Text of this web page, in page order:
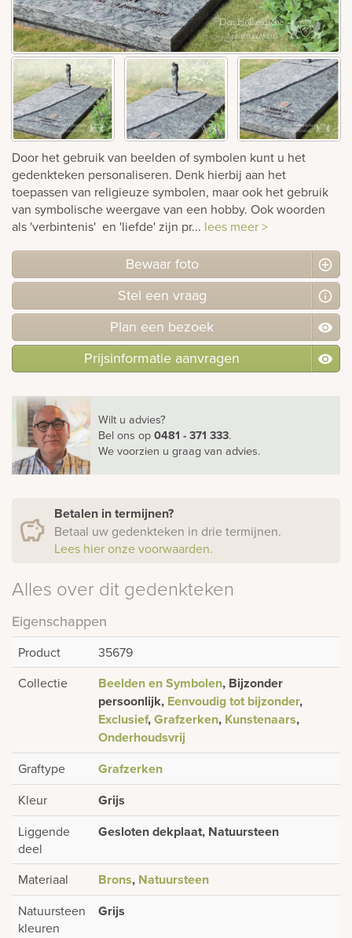
Door het gebruik van beelden of symbolen kunt u het
gedenkteken personaliseren. Denk hierbij aan het
toepassen van religieuze symbolen, maar ook het gebruik
van symbolische weergave van een hobby. Ook woorden
als 'verbintenis' en 'liefde' zijn pr... lees meer >
Bewaar foto
Stel een vraag
Plan een bezoek
Prijsinformatie aanvragen
Wilt u advies?
Bel ons op0481 - 371 333.
We voorzien u graag van advies.
Betalen in termijnen?
Betaal uw gedenkteken in drie termijnen.
Lees hier onze voorwaarden.
Alles over dit gedenkteken
Eigenschappen
Product
35679
Collectie
Beelden en Symbolen, Bijzonder
persoonlijk, Eenvoudig tot bijzonder,
Exclusief,Grafzerken, Kunstenaars,
Onderhoudsvrij
Graftype Grafzerken
Kleur Grijs
Liggende
deel
Gesloten dekplaat, Natuursteen
Materiaal Brons, Natuursteen
Natuursteen
kleuren
Grijs